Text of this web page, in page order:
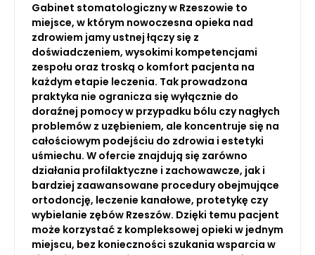
Gabinet stomatologiczny w Rzeszowie to
miejsce, w którym nowoczesna opieka nad
zdrowiem jamy ustnej łączy się z
doświadczeniem, wysokimi kompetencjami
zespołu oraz troską o komfort pacjenta na
każdym etapie leczenia. Tak prowadzona
praktyka nie ogranicza się wyłącznie do
doraźnej pomocy w przypadku bólu czy nagłych
problemów z uzębieniem, ale koncentruje się na
całościowym podejściu do zdrowia i estetyki
uśmiechu. W ofercie znajdują się zarówno
działania profilaktyczne i zachowawcze, jak i
bardziej zaawansowane procedury obejmujące
ortodoncję, leczenie kanałowe, protetykę czy
wybielanie zębów Rzeszów. Dzięki temu pacjent
może korzystać z kompleksowej opieki w jednym
miejscu, bez konieczności szukania wsparcia w